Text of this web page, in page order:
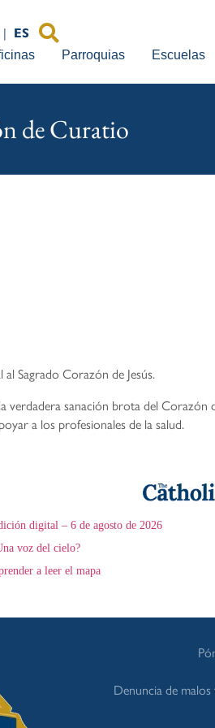
| ES
Parroquias Escuelas
de Curatio
Sagrado Corazón de Jesús.
sanación brota del Corazón
a los profesionales de la salud.
digital – 6 de agosto de 2026
voz del cielo?
a leer el mapa
Denuncia de